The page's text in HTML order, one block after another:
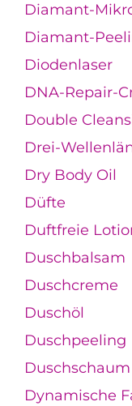
Diamant-
Diamant-
Diodenlaser
DNA-Repair-
Double
Drei-
Dry Body Oil
Düfte
Duftfreie
Duschbalsam
Duschcreme
Duschöl
Duschpeeling
Duschschaum
Dynamische